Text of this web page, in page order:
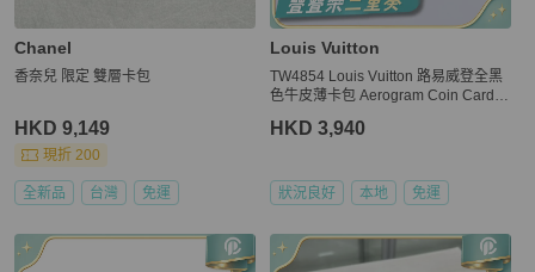
Chanel
香奈兒 限定 雙層卡包
HKD 9,149
現折 200
全新品 台灣 免運
Louis Vuitton
TW4854 Louis Vuitton 路易威登全黑
色牛皮薄卡包 Aerogram Coin Card H
HKD 3,940
狀況良好 本地 免運